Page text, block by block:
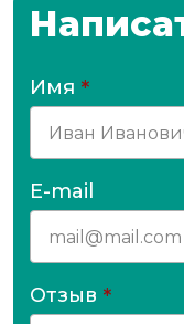
Имя *
E-mail
Отзыв *